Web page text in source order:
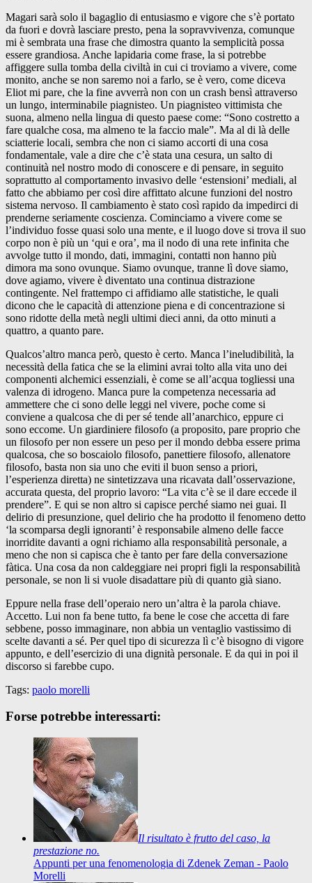
Magari sarà solo il bagaglio di entusiasmo e vigore che s’è portato
da fuori e dovrà lasciare presto, pena la sopravvivenza, comunque
mi è sembrata una frase che dimostra quanto la semplicità possa
essere grandiosa. Anche lapidaria come frase, la si potrebbe
affiggere sulla tomba della civiltà in cui ci troviamo a vivere, come
monito, anche se non saremo noi a farlo, se è vero, come diceva
Eliot mi pare, che la fine avverrà non con un crash bensì attraverso
un lungo, interminabile piagnisteo. Un piagnisteo vittimista che
suona, almeno nella lingua di questo paese come: “Sono costretto a
fare qualche cosa, ma almeno te la faccio male”. Ma al di là delle
sciatterie locali, sembra che non ci siamo accorti di una cosa
fondamentale, vale a dire che c’è stata una cesura, un salto di
continuità nel nostro modo di conoscere e di pensare, in seguito
soprattutto al comportamento invasivo delle ‘estensioni’ mediali, al
fatto che abbiamo per così dire affittato alcune funzioni del nostro
sistema nervoso. Il cambiamento è stato così rapido da impedirci di
prenderne seriamente coscienza. Cominciamo a vivere come se
l’individuo fosse quasi solo una mente, e il luogo dove si trova il suo
corpo non è più un ‘qui e ora’, ma il nodo di una rete infinita che
avvolge tutto il mondo, dati, immagini, contatti non hanno più
dimora ma sono ovunque. Siamo ovunque, tranne lì dove siamo,
dove agiamo, vivere è diventato una continua distrazione
contingente. Nel frattempo ci affidiamo alle statistiche, le quali
dicono che le capacità di attenzione piena e di concentrazione si
sono ridotte della metà negli ultimi dieci anni, da otto minuti a
quattro, a quanto pare.
Qualcos’altro manca però, questo è certo. Manca l’ineludibilità, la
necessità della fatica che se la elimini avrai tolto alla vita uno dei
componenti alchemici essenziali, è come se all’acqua togliessi una
valenza di idrogeno. Manca pure la competenza necessaria ad
ammettere che ci sono delle leggi nel vivere, poche come si
conviene a qualcosa che di per sé tende all’anarchico, eppure ci
sono eccome. Un giardiniere filosofo (a proposito, pare proprio che
un filosofo per non essere un peso per il mondo debba essere prima
qualcosa, che so boscaiolo filosofo, panettiere filosofo, allenatore
filosofo, basta non sia uno che eviti il buon senso a priori,
l’esperienza diretta) ne sintetizzava una ricavata dall’osservazione,
accurata questa, del proprio lavoro: “La vita c’è se il dare eccede il
prendere”. E qui se non altro si capisce perché siamo nei guai. Il
delirio di presunzione, quel delirio che ha prodotto il fenomeno detto
‘la scomparsa degli ignoranti’ è responsabile almeno delle facce
inorridite davanti a ogni richiamo alla responsabilità personale, a
meno che non si capisca che è tanto per fare della conversazione
fàtica. Una cosa da non caldeggiare nei propri figli la responsabilità
personale, se non li si vuole disadattare più di quanto già siano.
Eppure nella frase dell’operaio nero un’altra è la parola chiave.
Accetto. Lui non fa bene tutto, fa bene le cose che accetta di fare
sebbene, posso immaginare, non abbia un ventaglio vastissimo di
scelte davanti a sé. Per quel tipo di sicurezza lì c’è bisogno di vigore
appunto, e dell’esercizio di una dignità personale. E da qui in poi il
discorso si farebbe cupo.
Tags: paolo morelli
Forse potrebbe interessarti:
Il risultato è frutto del caso, la
prestazione no.
Appunti per una fenomenologia di Zdenek Zeman - Paolo
Morelli